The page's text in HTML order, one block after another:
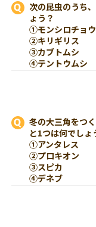
次の昆虫のうち
ょう？
①モンシロチョウ
②キリギリス
③カブトムシ
④テントウムシ
冬の大三角をつ
と1つは何でしょ
①アンタレス
②プロキオン
③スピカ
④デネブ